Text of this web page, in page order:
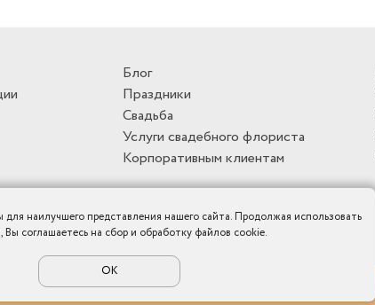
Блог
Праздники
Свадьба
Услуги свадебного флориста
Корпоративным клиентам
наилучшего представления нашего сайта. Продолжая использовать
Вы соглашаетесь на сбор и обработку файлов cookie.
ОК